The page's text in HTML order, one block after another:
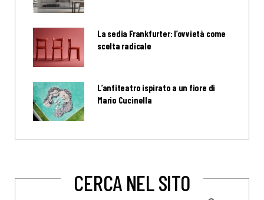
La sedia Frankfurter: l’ovvietà come
scelta radicale
L’anfiteatro ispirato a un fiore di
Mario Cucinella
CERCA NEL SITO